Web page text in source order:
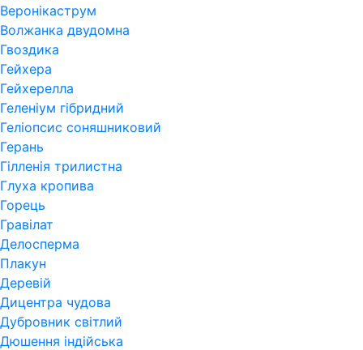
Веронікаструм
Волжанка двудомна
Гвоздика
Гейхера
Гейхерелла
Геленіум гібридний
Геліопсис соняшниковий
Герань
Гiлленiя трилистна
Глуха кропива
Горець
Гравілат
Делосперма
Плакун
Деревій
Дицентра чудова
Дубровник світлий
Дюшення індійська